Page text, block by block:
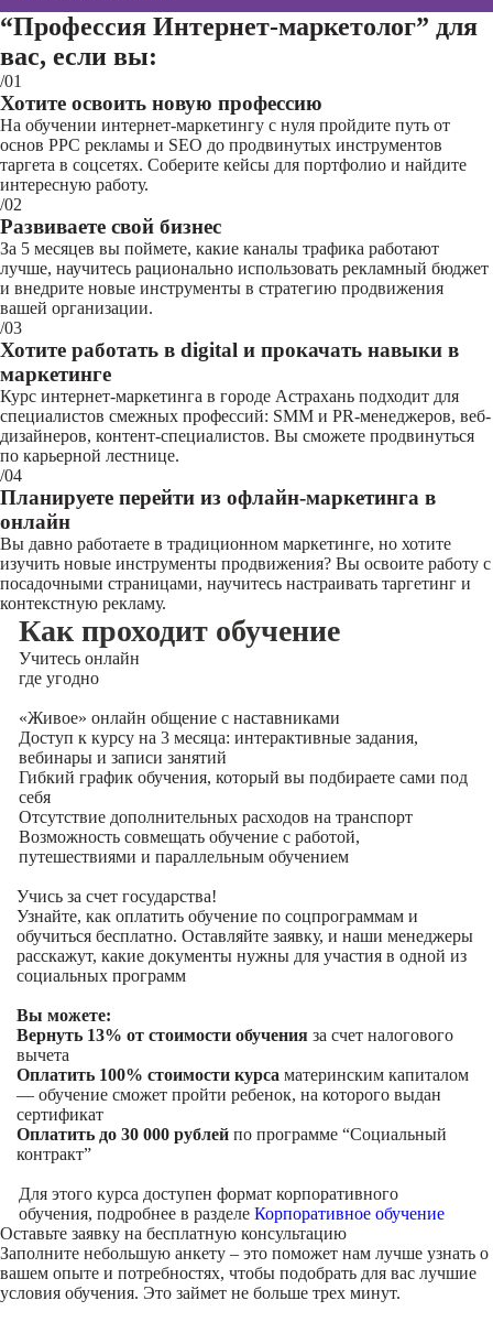
“Профессия Интернет-маркетолог” для
вас, если вы:
/01
Хотите освоить новую профессию
На обучении интернет-маркетингу с нуля пройдите путь от
основ PPC рекламы и SEO до продвинутых инструментов
таргета в соцсетях. Соберите кейсы для портфолио и найдите
интересную работу.
/02
Развиваете свой бизнес
За 5 месяцев вы поймете, какие каналы трафика работают
лучше, научитесь рационально использовать рекламный бюджет
и внедрите новые инструменты в стратегию продвижения
вашей организации.
/03
Хотите работать в digital и прокачать навыки в
маркетинге
Курс интернет-маркетинга в городе Астрахань подходит для
специалистов смежных профессий: SMM и PR-менеджеров, веб-
дизайнеров, контент-специалистов. Вы сможете продвинуться
по карьерной лестнице.
/04
Планируете перейти из офлайн-маркетинга в
онлайн
Вы давно работаете в традиционном маркетинге, но хотите
изучить новые инструменты продвижения? Вы освоите работу с
посадочными страницами, научитесь настраивать таргетинг и
контекстную рекламу.
Как проходит обучение
Учитесь онлайн
где угодно
«Живое» онлайн общение с наставниками
Доступ к курсу на 3 месяца: интерактивные задания,
вебинары и записи занятий
Гибкий график обучения, который вы подбираете сами под
себя
Отсутствие дополнительных расходов на транспорт
Возможность совмещать обучение с работой,
путешествиями и параллельным обучением
Учись за счет государства!
Узнайте, как оплатить обучение по соцпрограммам и
обучиться бесплатно. Оставляйте заявку, и наши менеджеры
расскажут, какие документы нужны для участия в одной из
социальных программ
Вы можете:
Вернуть 13% от стоимости обучения за счет налогового
вычета
Оплатить 100% стоимости курса материнским капиталом
— обучение сможет пройти ребенок, на которого выдан
сертификат
Оплатить до 30 000 рублей по программе “Социальный
контракт”
Для этого курса доступен формат корпоративного
обучения, подробнее в разделе Корпоративное обучение
Оставьте заявку на бесплатную консультацию
Заполните небольшую анкету – это поможет нам лучше узнать о
вашем опыте и потребностях, чтобы подобрать для вас лучшие
условия обучения. Это займет не больше трех минут.